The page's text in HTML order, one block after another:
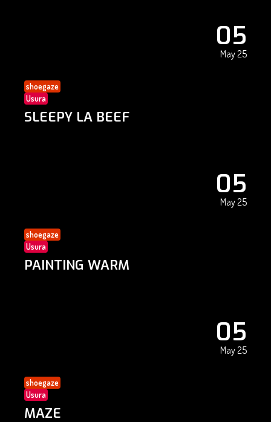
05
May 25
shoegaze
Usura
SLEEPY LA BEEF
05
May 25
shoegaze
Usura
PAINTING WARM
05
May 25
shoegaze
Usura
MAZE